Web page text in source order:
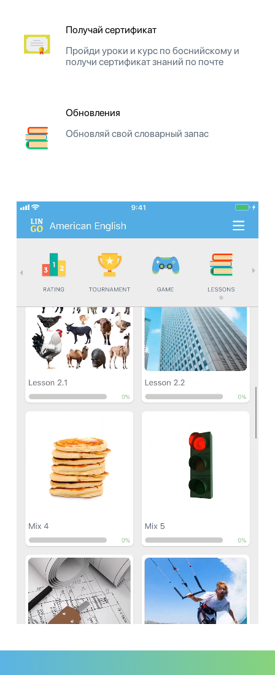
Получай сертификат
Пройди уроки и курс по боснийскому и
получи сертификат знаний по почте
Обновления
Обновляй свой словарный запас